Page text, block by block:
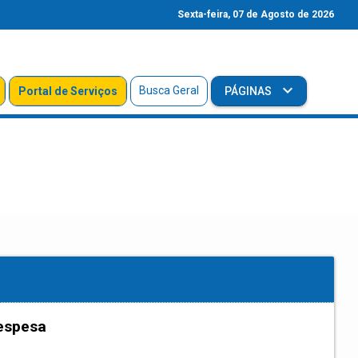
Sexta-feira, 07 de Agosto de 2026
Portal de Serviços Busca Geral PÁGINAS